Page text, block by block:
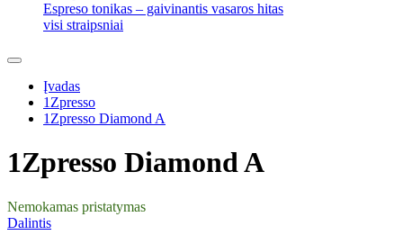
Espreso tonikas – gaivinantis vasaros hitas
visi straipsniai
Įvadas
1Zpresso
1Zpresso Diamond A
1Zpresso Diamond A
Nemokamas pristatymas
Dalintis